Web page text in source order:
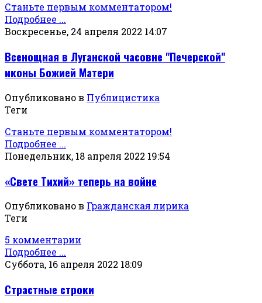
Станьте первым комментатором!
Подробнее ...
Воскресенье, 24 апреля 2022 14:07
Всенощная в Луганской часовне "Печерской"
иконы Божией Матери
Опубликовано в Публицистика
Теги
Станьте первым комментатором!
Подробнее ...
Понедельник, 18 апреля 2022 19:54
«Свете Тихий» теперь на войне
Опубликовано в Гражданская лирика
Теги
5 комментарии
Подробнее ...
Суббота, 16 апреля 2022 18:09
Страстные строки